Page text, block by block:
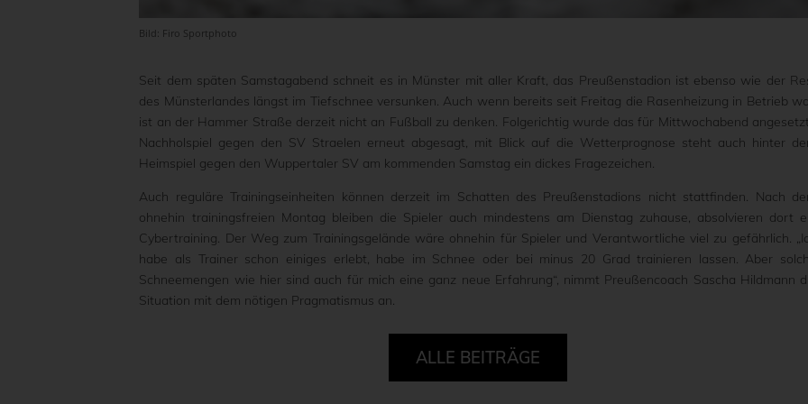
Bild: Firo Sportphoto
Seit dem späten Samstagabend schneit es in Münster mit aller Kraft, das Preußenstadion ist ebenso wie der
des Münsterlandes längst im Tiefschnee versunken. Auch wenn bereits seit Freitag die Rasenheizung in Betrieb
ist an der Hammer Straße derzeit nicht an Fußball zu denken. Folgerichtig wurde das für Mittwochabend
Nachholspiel gegen den SV Straelen erneut abgesagt, mit Blick auf die Wetterprognose steht auch hinter
Heimspiel gegen den Wuppertaler SV am kommenden Samstag ein dickes Fragezeichen.
Auch reguläre Trainingseinheiten können derzeit im Schatten des Preußenstadions nicht stattfinden. Nach
ohnehin trainingsfreien Montag bleiben die Spieler auch mindestens am Dienstag zuhause, absolvieren dort
Cybertraining. Der Weg zum Trainingsgelände wäre ohnehin für Spieler und Verantwortliche viel zu gefährlich.
habe als Trainer schon einiges erlebt, habe im Schnee oder bei minus 20 Grad trainieren lassen. Aber
Schneemengen wie hier sind auch für mich eine ganz neue Erfahrung“, nimmt Preußencoach Sascha Hildmann
Situation mit dem nötigen Pragmatismus an.
ALLE BEITRÄGE